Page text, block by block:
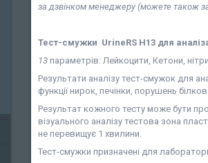
за дзвінком менеджеру (можете також
Тест-смужки UrineRS Н13 для
13 параметрів: Лейкоцити, Кетони,
Результати аналізу тест-смужок для
функції нирок, печінки, порушень
Результат кожного тесту може бути
візуального аналізу тестова зона
не перевищує 1 хвилини.
Тест-смужки призначені для